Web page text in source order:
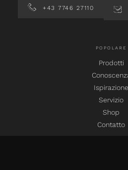
+43 7746 27110
POPOLARE
Prodotti
Ispirazione
Servizio
Shop
Contatto